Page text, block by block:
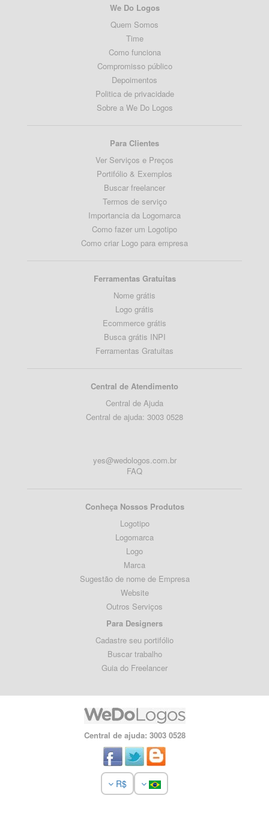
We Do Logos
Quem Somos
Time
Como funciona
Compromisso público
Depoimentos
Politica de privacidade
Sobre a We Do Logos
Para Clientes
Ver Serviços e Preços
Portifólio & Exemplos
Buscar freelancer
Termos de serviço
Importancia da Logomarca
Como fazer um Logotipo
Como criar Logo para empresa
Ferramentas Gratuitas
Nome grátis
Logo grátis
Ecommerce grátis
Busca grátis INPI
Ferramentas Gratuitas
Central de Atendimento
Central de Ajuda
Central de ajuda: 3003 0528
yes@wedologos.com.br
FAQ
Conheça Nossos Produtos
Logotipo
Logomarca
Logo
Marca
Sugestão de nome de Empresa
Website
Outros Serviços
Para Designers
Cadastre seu portifólio
Buscar trabalho
Guia do Freelancer
Central de ajuda: 3003 0528
R$